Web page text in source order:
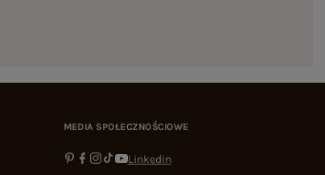
MEDIA SPOŁECZNOŚCIOWE
Linkedin